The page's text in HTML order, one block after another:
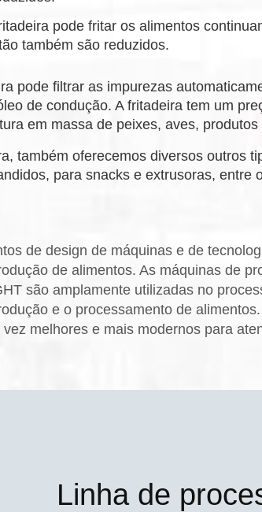
pode fritar os alimentos
também são reduzidos.
pode filtrar as impurezas
de condução. A fritadeira tem um
em massa de peixes, aves,
também oferecemos diversos outros
para snacks e extrusoras,
de design de máquinas e de
de alimentos. As máquinas de
são amplamente utilizadas no
e o processamento de
melhores e mais modernos para
Linha de